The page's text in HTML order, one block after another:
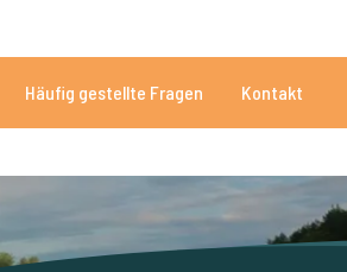
Häufig gestellte Fragen Kontakt